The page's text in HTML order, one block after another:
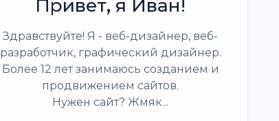
Привет, я Иван!
Здравствуйте! Я - веб-дизайнер, веб-
разработчик, графический дизайнер.
Более 12 лет занимаюсь созданием и
продвижением сайтов.
Нужен сайт? Жмяк...